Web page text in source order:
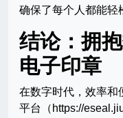
确保了每个人都能轻
结论：拥
电子印章
在数字时代，效率和
平台（https://